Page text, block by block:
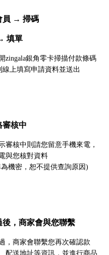
員 → 掃碼
填單
zingala銀角零卡掃描付款條碼
線上填寫申請資料並送出
審核中
審核中則請您留意手機來電，
與您核對資料
機密，恕不提供查詢原因)
後，商家會與您聯繫
，商家會聯繫您再次確認款
配送地址等資訊，並進行商品